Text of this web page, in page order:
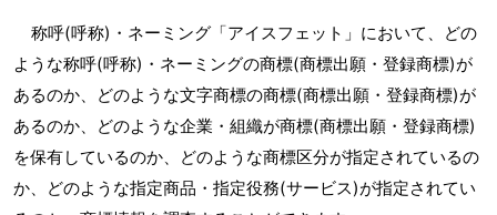
称呼(呼称)・ネーミング「アイスフェット」において、どの
ような称呼(呼称)・ネーミングの商標(商標出願・登録商標)が
あるのか、どのような文字商標の商標(商標出願・登録商標)が
あるのか、どのような企業・組織が商標(商標出願・登録商標)
を保有しているのか、どのような商標区分が指定されているの
か、どのような指定商品・指定役務(サービス)が指定されてい